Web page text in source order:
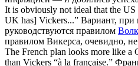
It is obviously not ideal that the US
UK has] Vickers...” Вариант,
руководствуются правилом
правилом Викерса, очевидно,
The French plan looks more like a
than Vickers “à la française.”